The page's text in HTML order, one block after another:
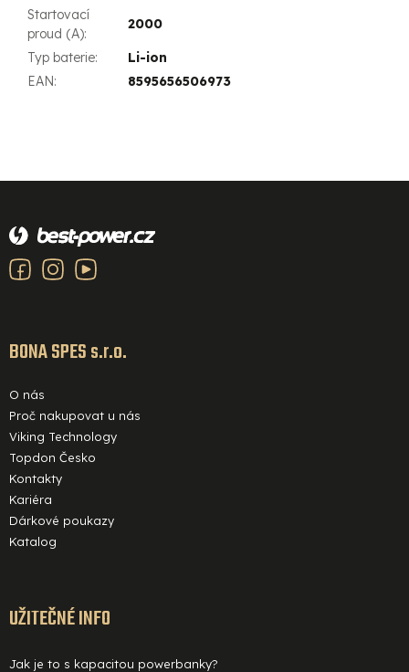
Startovací
proud (A):
2000
Typ baterie:
Li-ion
EAN: 8595656506973
á
a
BONA SPES s.r.o.
O nás
Proč nakupovat u nás
Viking Technology
Topdon Česko
Kontakty
Kariéra
Dárkové poukazy
Katalog
UŽITEČNÉ INFO
Jak je to s kapacitou powerbanky?